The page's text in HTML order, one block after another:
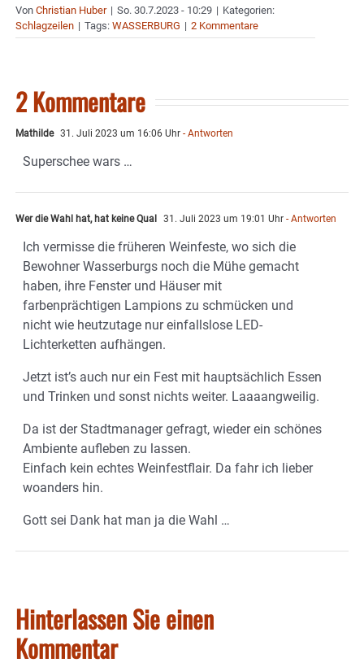
Von Christian Huber | So. 30.7.2023 - 10:29 | Kategorien:
Schlagzeilen | Tags: WASSERBURG | 2 Kommentare
2 Kommentare
Mathilde 31. Juli 2023 um 16:06 Uhr - Antworten
Superschee wars …
Wer die Wahl hat, hat keine Qual 31. Juli 2023 um 19:01 Uhr - Antworten
Ich vermisse die früheren Weinfeste, wo sich die
Bewohner Wasserburgs noch die Mühe gemacht
haben, ihre Fenster und Häuser mit
farbenprächtigen Lampions zu schmücken und
nicht wie heutzutage nur einfallslose LED-
Lichterketten aufhängen.
Jetzt ist’s auch nur ein Fest mit hauptsächlich Essen
und Trinken und sonst nichts weiter. Laaaangweilig.
Da ist der Stadtmanager gefragt, wieder ein schönes
Ambiente aufleben zu lassen.
Einfach kein echtes Weinfestflair. Da fahr ich lieber
woanders hin.
Gott sei Dank hat man ja die Wahl …
Hinterlassen Sie einen
Kommentar